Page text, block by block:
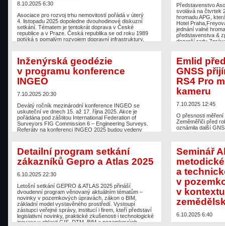
8.10.2025 6:30
Asociace pro rozvoj trhu nemovitostí pořádá v úterý
4. listopadu 2025 dopoledne dvouhodinové diskuzní
setkání. Tématem je tentokrát doprava v České
republice a v Praze. Česká republika se od roku 1989
potýká s pomalým rozvojem dopravní infrastruktury.
současnou situaci a plány do budoucna. Celostátní
témata Dálniční síť a napojení […]
The postDoprava v České republice a v metropoli.
Diskuzní setkání ARTN
Představenstvo
svolává na čtvrtek
hromadu APG,
Hotel
jednání valné
představenstva &
dozorčí rady
The postValná
appeared first on
Inženýrská geodézie
v programu konference
INGEO
7.10.2025 20:30
Devátý ročník mezinárodní konference INGEO se
uskuteční ve dnech 15. až 17. října 2025. Akce je
pořádána pod záštitou International Federation of
Surveyors FIG Commission 6 – Engineering Surveys.
Referáty na konferenci INGEO 2025 budou vedeny
mračna bodů * Ronja Miehling, Laura Balangé, […]
The postInženýrská geodézie v programu konference
INGEOappeared first onZeměměřič.
Emlid
GNSS
RS4 Pro
kameru
7.10.2025 12:45
O přesnosti měření
Zeměměřiči před
oznámila další
přesnost i pod
integrovaná
The postEmlid
v řadě Reach. RS4
appeared first on
Detailní program setkání
zákazníků Gepro a Atlas 2025
6.10.2025 22:30
Letošní setkání GEPRO & ATLAS 2025 přináší
dvoudenní program věnovaný aktuálním tématům –
novinky v pozemkových úpravách, zákon o BIM,
základní model vystavěného prostředí. Vystoupí
zástupci veřejné správy, institucí i firem, kteří představí
legislativní novinky, praktické zkušenosti i technologické
inovace v oblasti GIS, DTM, BIM a pozemkových
Seminář
a
v
v
6.10.2025 6:40